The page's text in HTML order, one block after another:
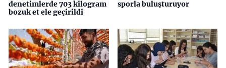
denetimlerde 703 kilogram
bozuk et ele geçirildi
sporla buluşturuyor